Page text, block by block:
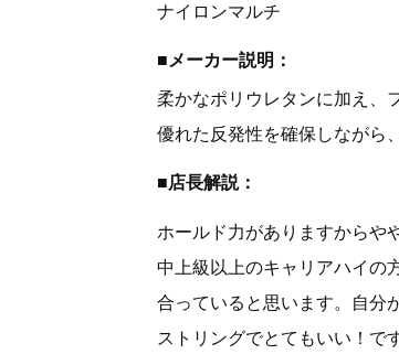
ナイロンマルチ
■メーカー説明：
柔かなポリウレタンに加え、
優れた反発性を確保しながら
■店長解説：
ホールド力がありますからや
中上級以上のキャリアハイの
合っていると思います。自分
ストリングでとてもいい！で